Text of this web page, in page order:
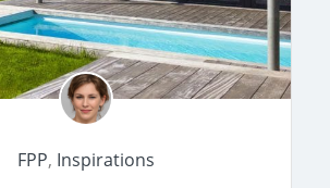
FPP, Inspirations